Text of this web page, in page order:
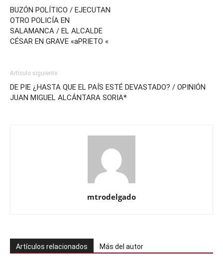
BUZÓN POLÍTICO / EJECUTAN
OTRO POLICÍA EN
SALAMANCA / EL ALCALDE
CÉSAR EN GRAVE «aPRIETO «
Artículo siguiente
DE PIE ¿HASTA QUE EL PAÍS ESTÉ DEVASTADO? / OPINIÓN
JUAN MIGUEL ALCÁNTARA SORIA*
mtrodelgado
Artículos relacionados Más del autor